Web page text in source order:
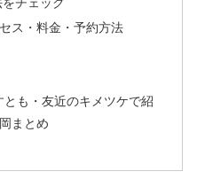
ス・料金・予約方法
とも・友近のキメツケで紹
まとめ